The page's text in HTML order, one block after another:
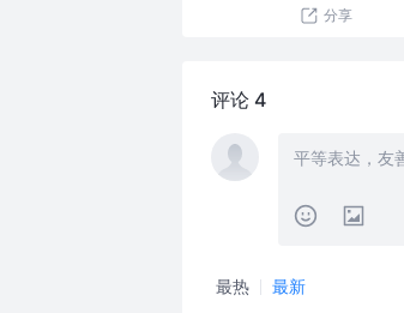
分享
评论 4
最热 最新